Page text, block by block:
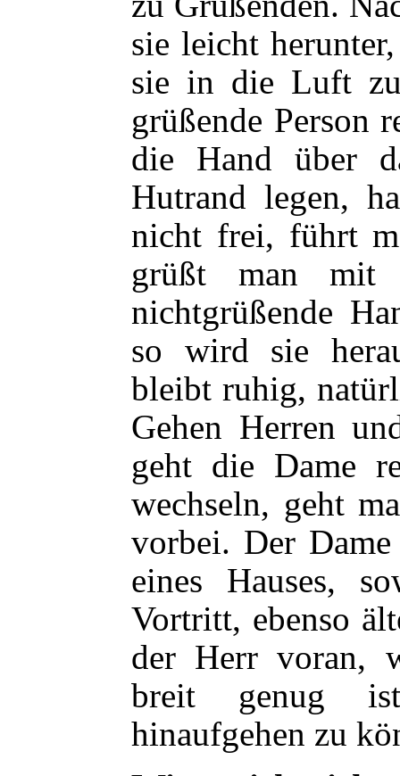
sie leicht
sie in die Luft
grüßende Person
die Hand über
Hutrand legen,
nicht frei, führt
grüßt man mit
nichtgrüßende
so wird sie
bleibt ruhig,
Gehen Herren
geht die Dame
wechseln, geht
vorbei. Der
eines Hauses,
Vortritt, ebenso
der Herr voran,
breit genug
hinaufgehen zu